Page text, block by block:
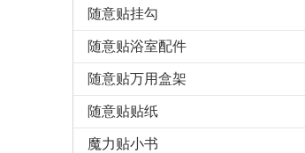
随意贴挂勾
随意贴浴室配件
随意贴万用盒架
随意贴贴纸
魔力贴小书